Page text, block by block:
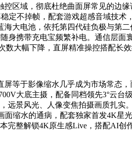
区域，彻底杜绝曲面屏常见的边
定不掉帧，配套游戏超感音域技术
大电池，依托第四代硅负极与第
身携带充电宝频繁补电。通信层面
大幅下降，直屏精准操控搭配长
等于影像缩水几乎成为市场常态，
大底主摄，配备同档领先3°云台
远景风光、人像变焦拍摄画质扎实
缩水的通病，配套独家首发4K星
完整解锁4K原生感Live，搭配AI创